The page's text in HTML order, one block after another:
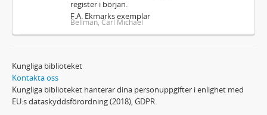
register i början.
F.A. Ekmarks exemplar
Bellman, Carl Michael
Kungliga biblioteket
Kontakta oss
Kungliga biblioteket hanterar dina personuppgifter i enlighet med
EU:s dataskyddsförordning (2018), GDPR.